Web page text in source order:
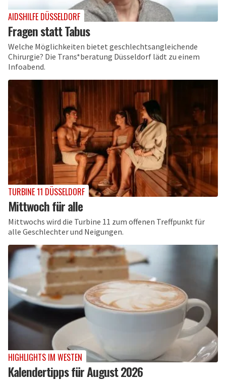
AIDSHILFE DÜSSELDORF
Fragen statt Tabus
Welche Möglichkeiten bietet geschlechtsangleichende
Chirurgie? Die Trans*beratung Düsseldorf lädt zu einem
Infoabend.
TURBINE 11 DÜSSELDORF
Mittwoch für alle
Mittwochs wird die Turbine 11 zum offenen Treffpunkt für
alle Geschlechter und Neigungen.
HIGHLIGHTS IM WESTEN
Kalendertipps für August 2026